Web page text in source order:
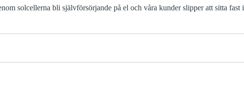
solcellerna bli självförsörjande på el och våra kunder slipper att sitta fast i